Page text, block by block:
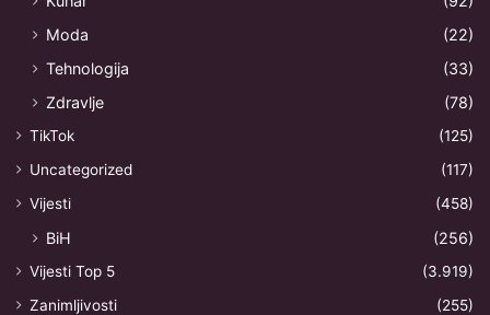
Moda
(22)
Tehnologija
(33)
Zdravlje
(78)
TikTok
(125)
Uncategorized
(117)
Vijesti
(458)
BiH (256)
Vijesti Top 5
(3.919)
Zanimljivosti
(255)